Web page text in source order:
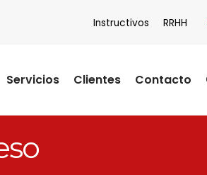
Instructivos RRHH
Servicios Clientes Contacto